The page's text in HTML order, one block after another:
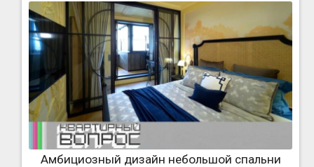
Амбициозный дизайн небольшой спальни